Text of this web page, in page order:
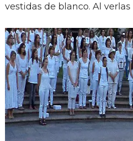
vestidas de blanco. Al verlas